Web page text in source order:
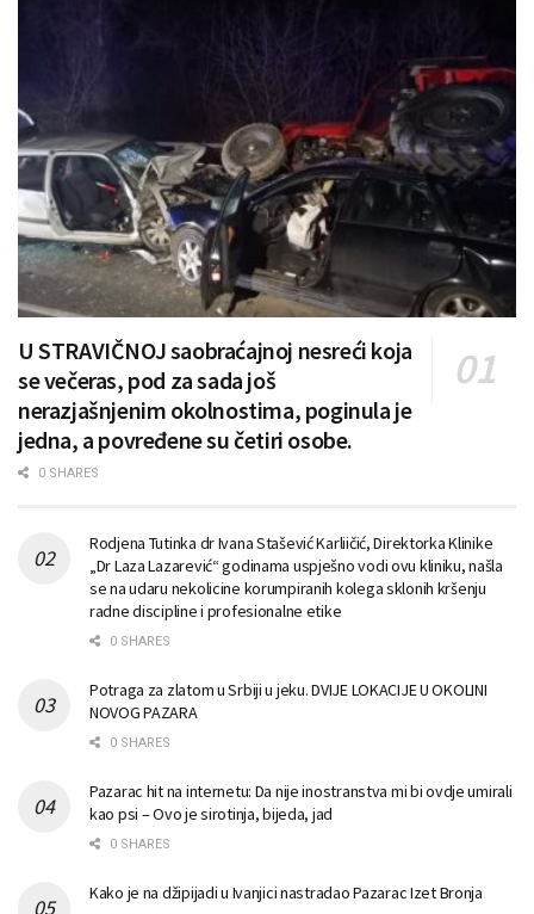
U STRAVIČNOJ saobraćajnoj nesreći koja
se večeras, pod za sada još
nerazjašnjenim okolnostima, poginula je
jedna, a povređene su četiri osobe.
0 SHARES
Rodjena Tutinka dr Ivana Stašević Karliičić, Direktorka Klinike
„Dr Laza Lazarević“ godinama uspješno vodi ovu kliniku, našla
se na udaru nekolicine korumpiranih kolega sklonih kršenju
radne discipline i profesionalne etike
0 SHARES
Potraga za zlatom u Srbiji u jeku. DVIJE LOKACIJE U OKOLINI
NOVOG PAZARA
0 SHARES
Pazarac hit na internetu: Da nije inostranstva mi bi ovdje umirali
kao psi – Ovo je sirotinja, bijeda, jad
0 SHARES
Kako je na džipijadi u Ivanjici nastradao Pazarac Izet Bronja